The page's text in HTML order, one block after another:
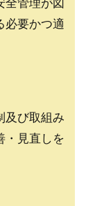
全管理が図
必要かつ適
及び取組み
・見直しを